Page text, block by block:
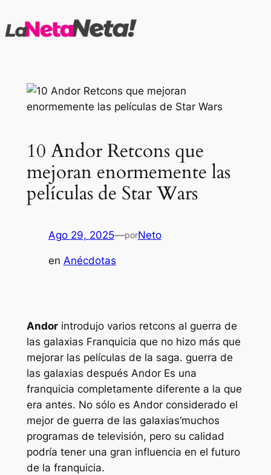
al
10 Andor Retcons que
mejoran enormemente las
películas de Star Wars
Ago 29, 2025—porNeto
en Anécdotas
Andorintrodujo varios retcons al guerra de
las galaxias Franquicia que no hizo más que
mejorar las películas de la saga. guerra de
las galaxias después AndorEs una
franquicia completamente diferente a la que
era antes. No sólo es Andor considerado el
mejor de guerra de las galaxias‘muchos
programas de televisión, pero su calidad
podría tener una gran influencia en el futuro
de la franquicia.